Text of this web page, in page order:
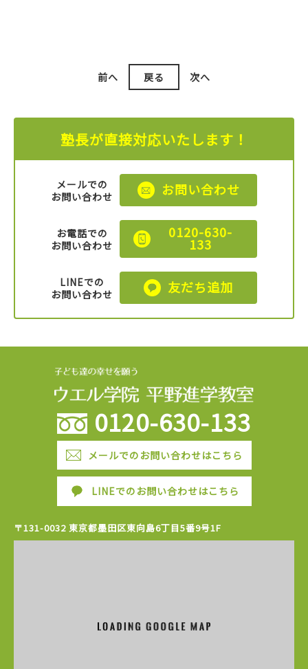
前へ 戻る 次へ
塾長が直接対応いたします！
メールでの
お問い合わせ
お問い合わせ
お電話での
お問い合わせ
0120-630-
133
LINEでの
お問い合わせ
友だち追加
0120-630-133
メールでのお問い合わせはこちら
LINEでのお問い合わせはこちら
〒131-0032 東京都墨田区東向島6丁目5番9号1F